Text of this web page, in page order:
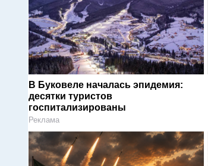
В Буковеле началась эпидемия:
десятки туристов
госпитализированы
Реклама